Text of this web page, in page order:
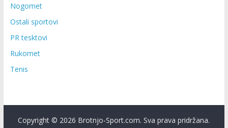
Nogomet
Ostali sportovi
PR tesktovi
Rukomet
Tenis
Copyright © 2026 Brotnjo-Sport.com. Sva prava pridržana.